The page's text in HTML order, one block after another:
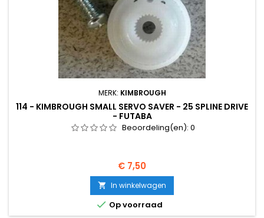
MERK: KIMBROUGH
114 - KIMBROUGH SMALL SERVO SAVER - 25 SPLINE DRIVE
- FUTABA
Beoordeling(en): 0
Prijs
€ 7,50
 In winkelwagen
 Op voorraad